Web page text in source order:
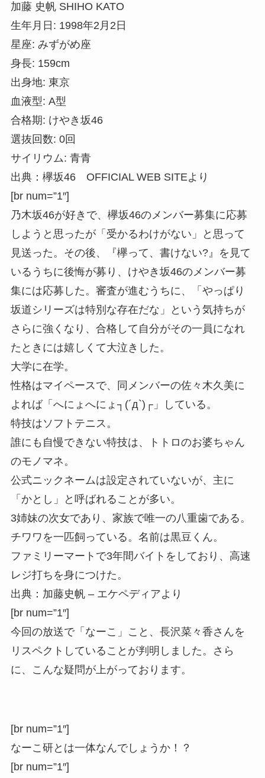
加藤 史帆 SHIHO KATO
生年月日: 1998年2月2日
星座: みずがめ座
身長: 159cm
出身地: 東京
血液型: A型
合格期: けやき坂46
選抜回数: 0回
サイリウム: 青青
出典：欅坂46 OFFICIAL WEB SITEより
[br num=”1″]
乃木坂46が好きで、欅坂46のメンバー募集に応募
しようと思ったが「受かるわけがない」と思って
見送った。その後、『欅って、書けない?』を見て
いるうちに後悔が募り、けやき坂46のメンバー募
集には応募した。審査が進むうちに、「やっぱり
坂道シリーズは特別な存在だな」という気持ちが
さらに強くなり、合格して自分がその一員になれ
たときには嬉しくて大泣きした。
大学に在学。
性格はマイペースで、同メンバーの佐々木久美に
よれば「へにょへにょ┐(´д`)┌」している。
特技はソフトテニス。
誰にも自慢できない特技は、トトロのお婆ちゃん
のモノマネ。
公式ニックネームは設定されていないが、主に
「かとし」と呼ばれることが多い。
3姉妹の次女であり、家族で唯一の八重歯である。
チワワを一匹飼っている。名前は黒豆くん。
ファミリーマートで3年間バイトをしており、高速
レジ打ちを身につけた。
出典：加藤史帆 – エケペディアより
[br num=”1″]
今回の放送で「なーこ」こと、長沢菜々香さんを
リスペクトしていることが判明しました。さら
に、こんな疑問が上がっております。
[br num=”1″]
なーこ研とは一体なんでしょうか！？
[br num=”1″]